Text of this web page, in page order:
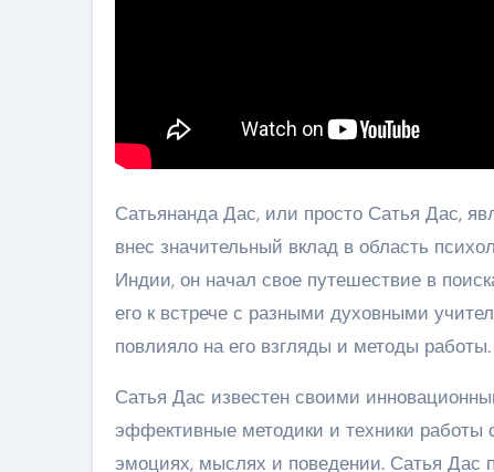
Сатьянанда Дас, или просто Сатья Дас,
внес значительный вклад в область
Индии, он начал свое путешествие в
его к встрече с разными духовными
повлияло на его взгляды и методы работы.
Сатья Дас известен своими
эффективные методики и техники работы
эмоциях, мыслях и поведении. Сатья Дас